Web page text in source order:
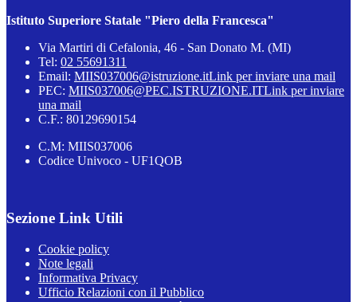
Istituto Superiore Statale "Piero della Francesca"
Via Martiri di Cefalonia, 46 - San Donato M. (MI)
Tel: 02 55691311
Email: MIIS037006@istruzione.itLink per inviare una mail
PEC: MIIS037006@PEC.ISTRUZIONE.ITLink per inviare
una mail
C.F.: 80129690154
C.M: MIIS037006
Codice Univoco - UF1QOB
Sezione Link Utili
Cookie policy
Note legali
Informativa Privacy
Ufficio Relazioni con il Pubblico